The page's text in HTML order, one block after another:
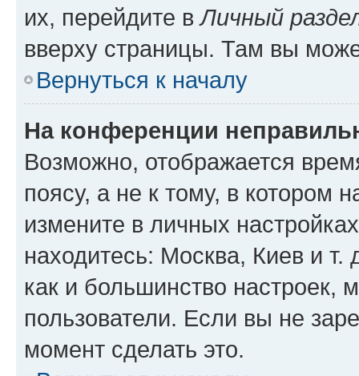
их, перейдите вЛичный
вверху страницы. Там вы
Вернуться к началу
На конференции
Возможно, отображается
поясу, а не к тому, в котором
измените в личных
находитесь: Москва, Киев и т.
как и большинство настроек,
пользователи. Если вы не
момент сделать это.